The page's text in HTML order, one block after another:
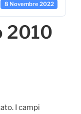
8 Novembre 2022
2010
I campi